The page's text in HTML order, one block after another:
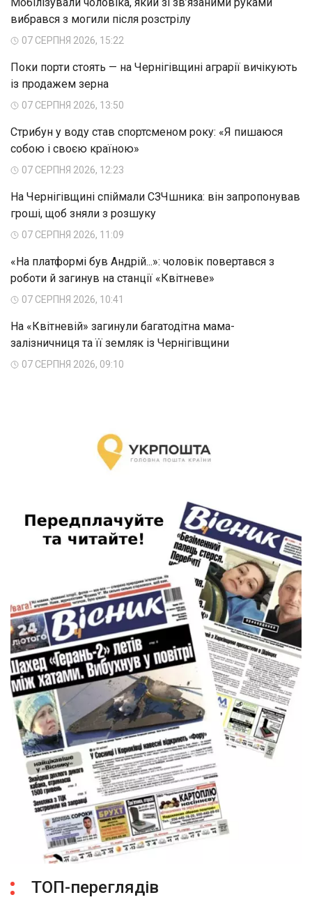
вибрався з могили після розстрілу
07 СЕРПНЯ 2026, 15:22
Поки порти стоять — на Чернігівщині аграрії вичікують
із продажем зерна
07 СЕРПНЯ 2026, 13:50
Стрибун у воду став спортсменом року: «Я пишаюся
собою і своєю країною»
07 СЕРПНЯ 2026, 12:23
На Чернігівщині спіймали СЗЧшника: він запропонував
гроші, щоб зняли з розшуку
07 СЕРПНЯ 2026, 11:09
«На платформі був Андрій...»: чоловік повертався з
роботи й загинув на станції «Квітневе»
07 СЕРПНЯ 2026, 10:41
На «Квітневій» загинули багатодітна мама-
залізничниця та її земляк із Чернігівщини
07 СЕРПНЯ 2026, 09:10
ТОП-переглядів